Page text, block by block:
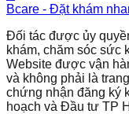
Bcare - Đặt khám
Đối tác được ủy
khám, chăm sóc sức
Website được vận
và không phải là
chứng nhận đăng ký
hoạch và Đầu tư TP